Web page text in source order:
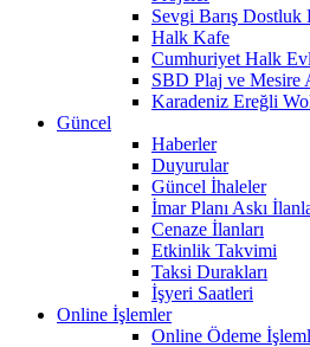
Sevgi Barış Dostluk
Halk Kafe
Cumhuriyet Halk
SBD Plaj ve Mesire
Karadeniz Ereğli
Güncel
Haberler
Duyurular
Güncel İhaleler
İmar Planı Askı
Cenaze İlanları
Etkinlik Takvimi
Taksi Durakları
İşyeri Saatleri
Online İşlemler
Online Ödeme